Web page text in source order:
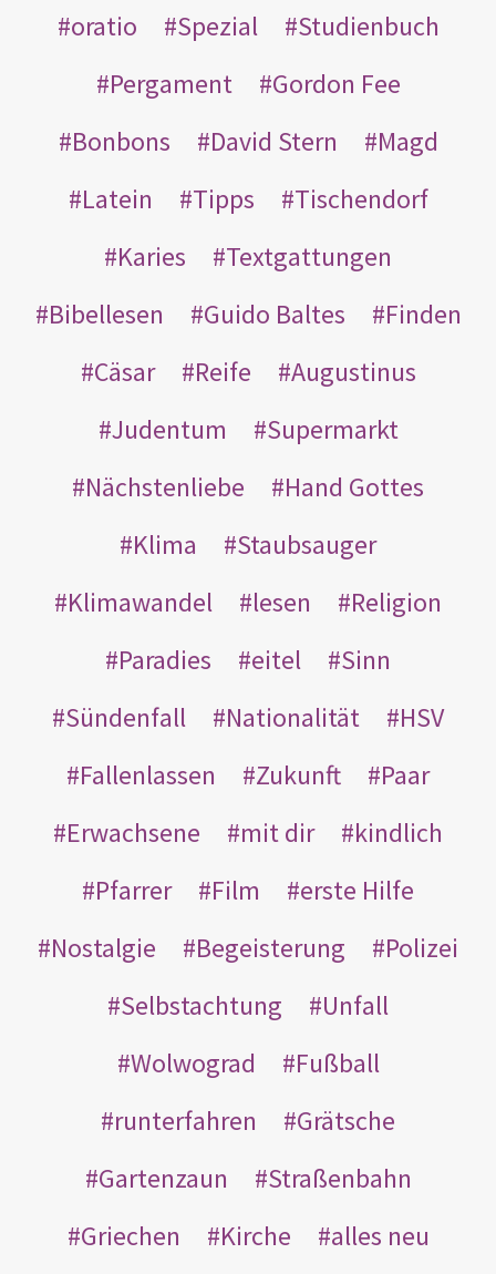
oratio
Spezial
Studienbuch
Pergament
Gordon Fee
Bonbons
David Stern
Magd
Latein
Tipps
Tischendorf
Karies
Textgattungen
Bibellesen
Guido Baltes
Finden
Cäsar
Reife
Augustinus
Judentum
Supermarkt
Nächstenliebe
Hand Gottes
Klima
Staubsauger
Klimawandel
lesen
Religion
Paradies
eitel
Sinn
Sündenfall
Nationalität
HSV
Fallenlassen
Zukunft
Paar
Erwachsene
mit dir
kindlich
Pfarrer
Film
erste Hilfe
Nostalgie
Begeisterung
Polizei
Selbstachtung
Unfall
Wolwograd
Fußball
runterfahren
Grätsche
Gartenzaun
Straßenbahn
Griechen
Kirche
alles neu